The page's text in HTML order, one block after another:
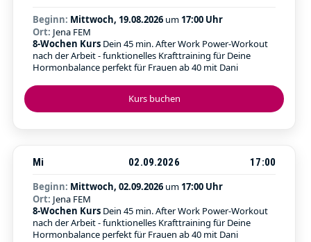
Kurs buchen
Beginn: Mittwoch, 19.08.2026 um 17:00 Uhr
Ort: Jena FEM
8-Wochen Kurs Dein 45 min. After Work Power-Workout
nach der Arbeit - funktionelles Krafttraining für Deine
Hormonbalance perfekt für Frauen ab 40 mit Dani
Mi 02.09.2026
17:00
Beginn: Mittwoch, 02.09.2026 um 17:00 Uhr
Ort: Jena FEM
8-Wochen Kurs Dein 45 min. After Work Power-Workout
nach der Arbeit - funktionelles Krafttraining für Deine
Hormonbalance perfekt für Frauen ab 40 mit Dani